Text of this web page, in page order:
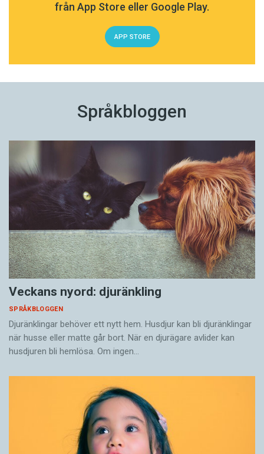
från App Store eller Google Play.
APP STORE
Språkbloggen
Veckans nyord: djuränkling
SPRÅKBLOGGEN
Djuränklingar behöver ett nytt hem. Husdjur kan bli djuränklingar
när husse eller matte går bort. När en djurägare avlider kan
husdjuren bli hemlösa. Om ingen…